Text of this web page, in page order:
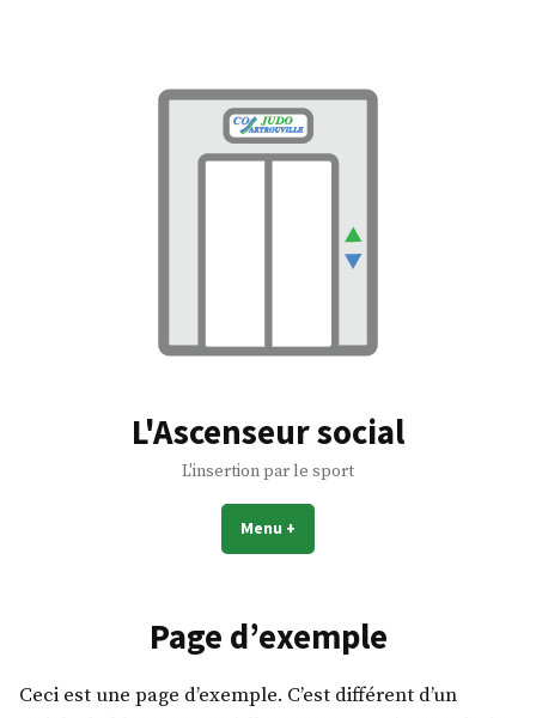
L'Ascenseur social
L'insertion par le sport
Menu +
Page d’exemple
Ceci est une page d’exemple. C’est différent d’un